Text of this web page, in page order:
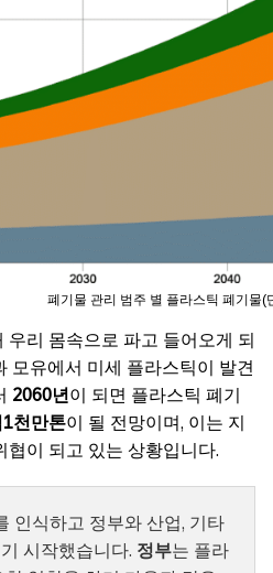
폐기물 관리 범주 별 플라스틱 폐기물(
리 몸속으로 파고 들어오게 되
모유에서 미세 플라스틱이 발견
2060년 이 되면 플라스틱 폐기
1천만톤이 될 전망이며, 이는 지
협이 되고 있는 상황입니다.
인식하고 정부와 산업, 기타
시작했습니다. 정부는 플라